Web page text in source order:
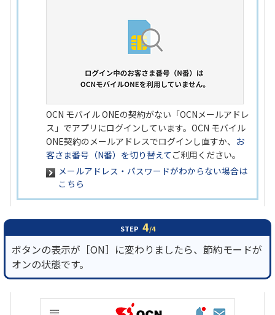
OCN モバイル ONEの契約がない「OCNメールアドレ
ス」でアプリにログインしています。OCN モバイル
ONE契約のメールアドレスでログインし直すか、 お
客さま番号（N番）を切り替えて ご利用ください。
メールアドレス・パスワードがわからない場合は
こちら
STEP 4/4
ボタンの表示が［ON］に変わりましたら、節約モードが
オンの状態です。